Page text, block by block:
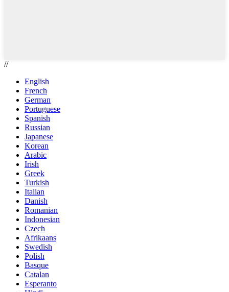
//
English
French
German
Portuguese
Spanish
Russian
Japanese
Korean
Arabic
Irish
Greek
Turkish
Italian
Danish
Romanian
Indonesian
Czech
Afrikaans
Swedish
Polish
Basque
Catalan
Esperanto